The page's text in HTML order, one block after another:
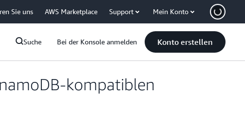
Sie uns AWS Marketplace Support Mein Konto
Suche Bei der Konsole anmelden Konto erstellen
kompatiblen